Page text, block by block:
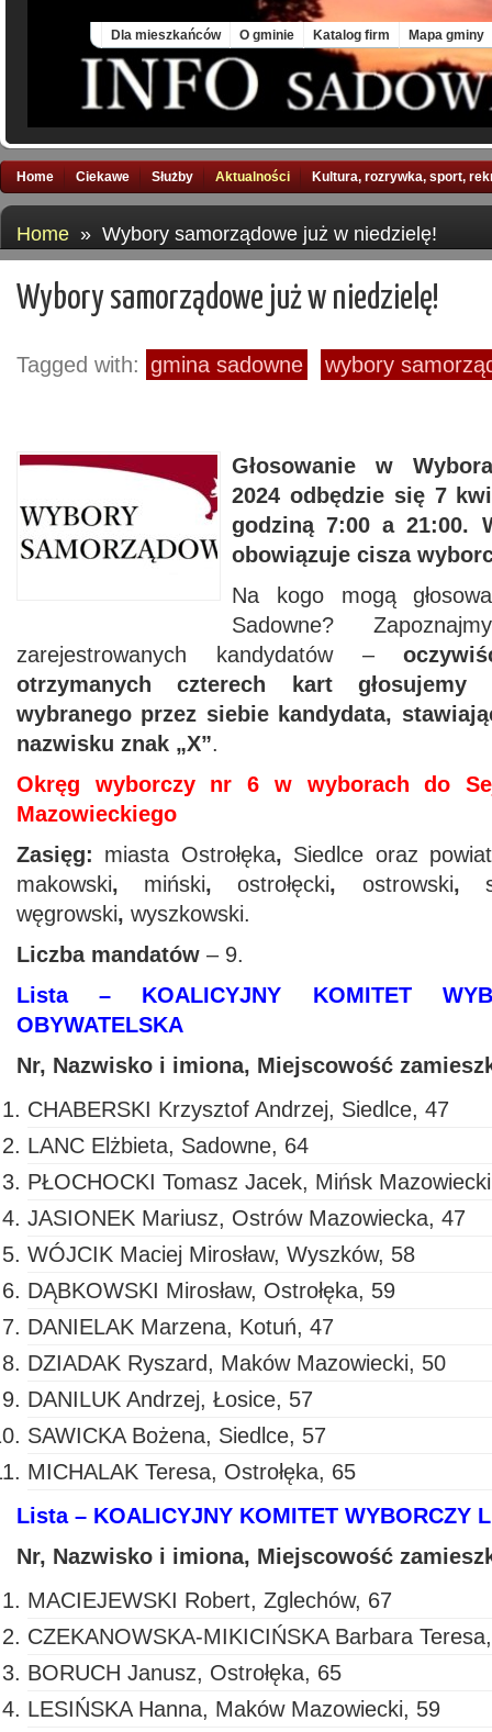
Dla mieszkańców O gminie Katalog firm Mapa gminy
Home Ciekawe Służby Aktualności Kultura, rozrywka, sport,
Home » Wybory samorządowe już w niedzielę!
Wybory samorządowe już w niedzielę!
Tagged with: gmina sadowne wybory
Głosowanie w
2024 odbędzie się 7
godziną 7:00 a 21:00.
obowiązuje cisza
Na kogo mogą
Sadowne?
zarejestrowanych kandydatów –
otrzymanych czterech kart
wybranego przez siebie kandydata,
nazwisku znak „X”.
Okręg wyborczy nr 6 w wyborach do
Mazowieckiego
Zasięg: miasta Ostrołęka, Siedlce oraz
makowski, miński,ostrołęcki, ostrowski,
węgrowski, wyszkowski.
Liczba mandatów – 9.
Lista – KOALICYJNY KOMITET
OBYWATELSKA
Nr, Nazwisko i imiona, Miejscowość
CHABERSKI Krzysztof Andrzej, Siedlce, 47
LANC Elżbieta, Sadowne, 64
PŁOCHOCKI Tomasz Jacek, Mińsk
JASIONEK Mariusz, Ostrów Mazowiecka, 47
WÓJCIK Maciej Mirosław, Wyszków, 58
DĄBKOWSKI Mirosław, Ostrołęka, 59
DANIELAK Marzena, Kotuń, 47
DZIADAK Ryszard, Maków Mazowiecki, 50
DANILUK Andrzej, Łosice, 57
SAWICKA Bożena, Siedlce, 57
MICHALAK Teresa, Ostrołęka, 65
Lista – KOALICYJNY KOMITET WYBORCZY
Nr, Nazwisko i imiona, Miejscowość
MACIEJEWSKI Robert, Zglechów, 67
CZEKANOWSKA-MIKICIŃSKA Barbara
BORUCH Janusz, Ostrołęka, 65
LESIŃSKA Hanna, Maków Mazowiecki, 59